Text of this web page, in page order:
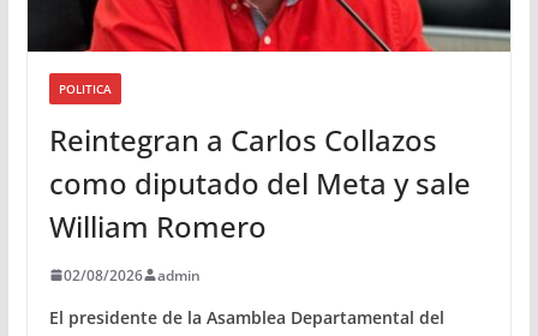
POLITICA
Reintegran a Carlos Collazos
como diputado del Meta y sale
William Romero
02/08/2026 admin
El presidente de la Asamblea Departamental del